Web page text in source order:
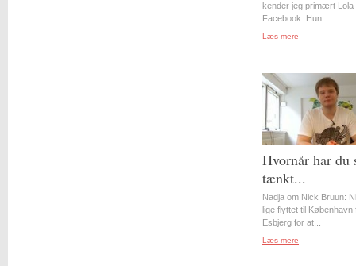
kender jeg primært Lola
Facebook. Hun...
Læs mere
Hvornår har du
tænkt...
Nadja om Nick Bruun:
lige flyttet til København
Esbjerg for at...
Læs mere